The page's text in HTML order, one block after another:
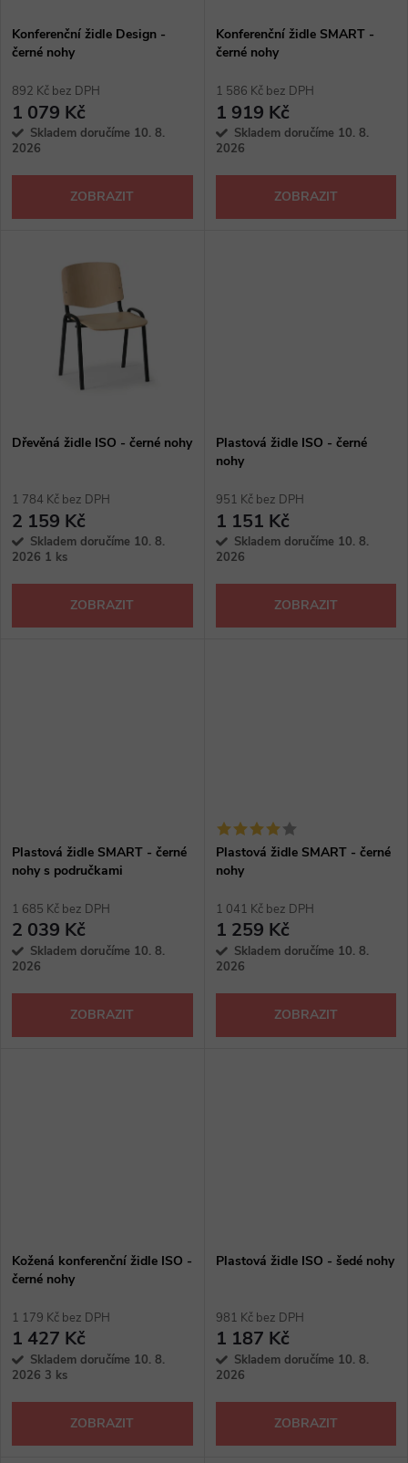
p
r
o
d
u
s
p
r
o
d
Konferenční židle Design -
černé nohy
892 Kč bez DPH
1 079 Kč
Skladem doručíme 10. 8.
2026
ZOBRAZIT
Konferenční židle SMART -
černé nohy
1 586 Kč bez DPH
1 919 Kč
Skladem doručíme 10. 8.
2026
ZOBRAZIT
Dřevěná židle ISO - černé nohy
1 784 Kč bez DPH
2 159 Kč
Skladem doručíme 10. 8.
2026 1 ks
ZOBRAZIT
Plastová židle ISO - černé
nohy
951 Kč bez DPH
1 151 Kč
Skladem doručíme 10. 8.
2026
ZOBRAZIT
Plastová židle SMART - černé
nohy s područkami
1 685 Kč bez DPH
2 039 Kč
Skladem doručíme 10. 8.
2026
ZOBRAZIT
Plastová židle SMART - černé
nohy
1 041 Kč bez DPH
1 259 Kč
Skladem doručíme 10. 8.
2026
ZOBRAZIT
Kožená konferenční židle ISO -
černé nohy
1 179 Kč bez DPH
1 427 Kč
Skladem doručíme 10. 8.
2026 3 ks
ZOBRAZIT
Plastová židle ISO - šedé nohy
981 Kč bez DPH
1 187 Kč
Skladem doručíme 10. 8.
2026
ZOBRAZIT